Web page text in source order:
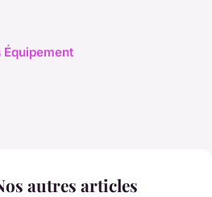
autres articles